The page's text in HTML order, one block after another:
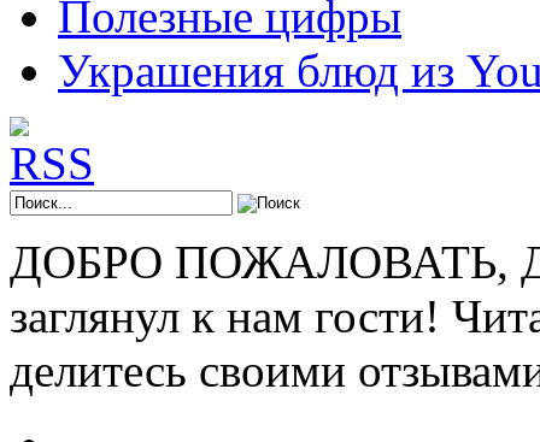
Полезные цифры
Украшения блюд из
ДОБРО ПОЖАЛОВАТЬ,
заглянул к нам гости!
делитесь своими